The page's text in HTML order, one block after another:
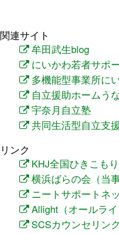
関連サイト
牟田武生blog
にいかわ若者サポ
多機能型事業所に
自立援助ホームう
宇奈月自立塾
共同生活型自立支
リンク
KHJ全国ひきこも
横浜ばらの会（当
ニートサポートネ
Allight（オールライ
SCSカウンセリン